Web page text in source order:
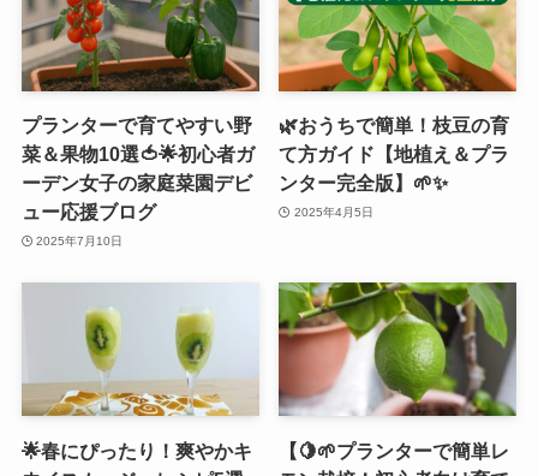
プランターで育てやすい野
菜＆果物10選🍅🌟初心者ガ
ーデン女子の家庭菜園デビ
ュー応援ブログ
2025年7月10日
🌿おうちで簡単！枝豆の育
て方ガイド【地植え＆プラ
ンター完全版】🌱✨
2025年4月5日
🌟春にぴったり！爽やかキ
【🍋🌱プランターで簡単レ